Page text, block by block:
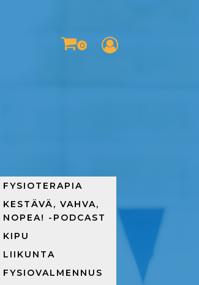
FYSIOTERAPIA
KESTÄVÄ, VAHVA,
NOPEA! -PODCAST
KIPU
LIIKUNTA
FYSIOVALMENNUS